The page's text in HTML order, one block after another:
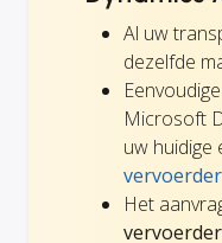
Al uw
dezelfde
Microsoft
uw huidige
Het